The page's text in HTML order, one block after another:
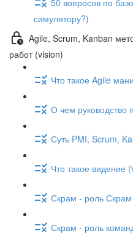
симулятору?)
Agile, Scrum, Kanban
работ (vision)
Что такое Agile
О чем руководство
Суть PMI, Scrum,
Что такое видение
Скрам - роль
Скрам - роль